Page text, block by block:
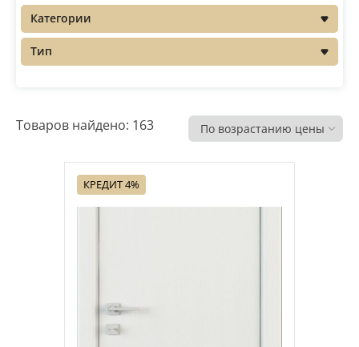
Категории
Тип
Товаров найдено: 163
КРЕДИТ 4%
Распродажа